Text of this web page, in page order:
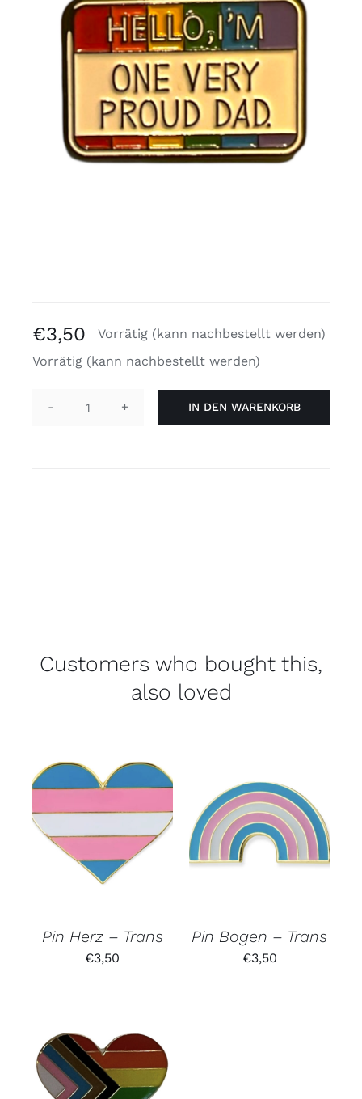
Kostenlose Binder
Review Levi
€3,50
Vorrätig (kann nachbestellt werden)
Vorrätig (kann nachbestellt werden)
Pin
IN DEN WARENKORB
Customers who bought this,
also loved
Pin Herz – Trans
€3,50
Pin Bogen – Trans
€3,50